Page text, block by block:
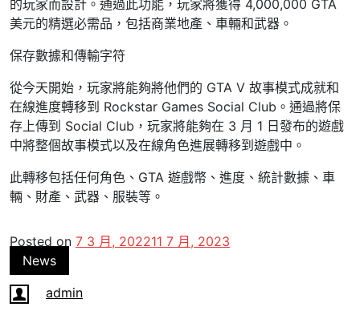
的玩家而設計。通過此功能，玩家將獲得 4,000,000 GTA
美元的精選必需品，包括商業地產、車輛和武器。
保存數據和傳輸字符
從今天開始，玩家將能夠將他們的 GTA V 故事模式成就和
在線進度轉移到 Rockstar Games Social Club。通過將保
存上傳到 Social Club，玩家將能夠在 3 月 1 日發布的遊戲
中將整個故事模式以及在線角色進展轉移到遊戲中。
此轉移包括任何角色、GTA 遊戲幣、進度、統計數據、車
輛、財產、武器、服裝等。
Posted on 7 3 月, 202211 7 月, 2023
News
admin